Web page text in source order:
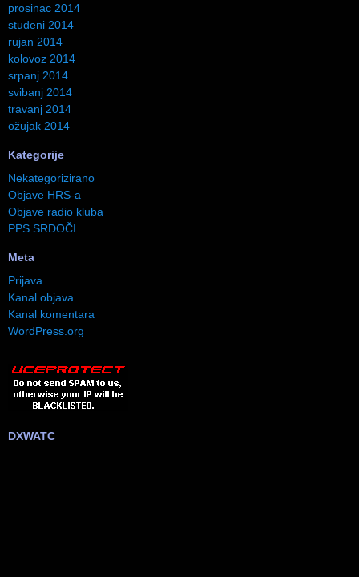
prosinac 2014
studeni 2014
rujan 2014
kolovoz 2014
srpanj 2014
svibanj 2014
travanj 2014
ožujak 2014
Kategorije
Nekategorizirano
Objave HRS-a
Objave radio kluba
PPS SRDOČI
Meta
Prijava
Kanal objava
Kanal komentara
WordPress.org
DXWATC